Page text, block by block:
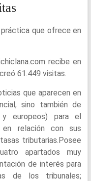
que ofrece en
recibe en
61.449 visitas.
que aparecen en
sino también de
y europeos) para el
en relación con sus
tributarias.Posee
apartados muy
de interés para
de los tribunales;